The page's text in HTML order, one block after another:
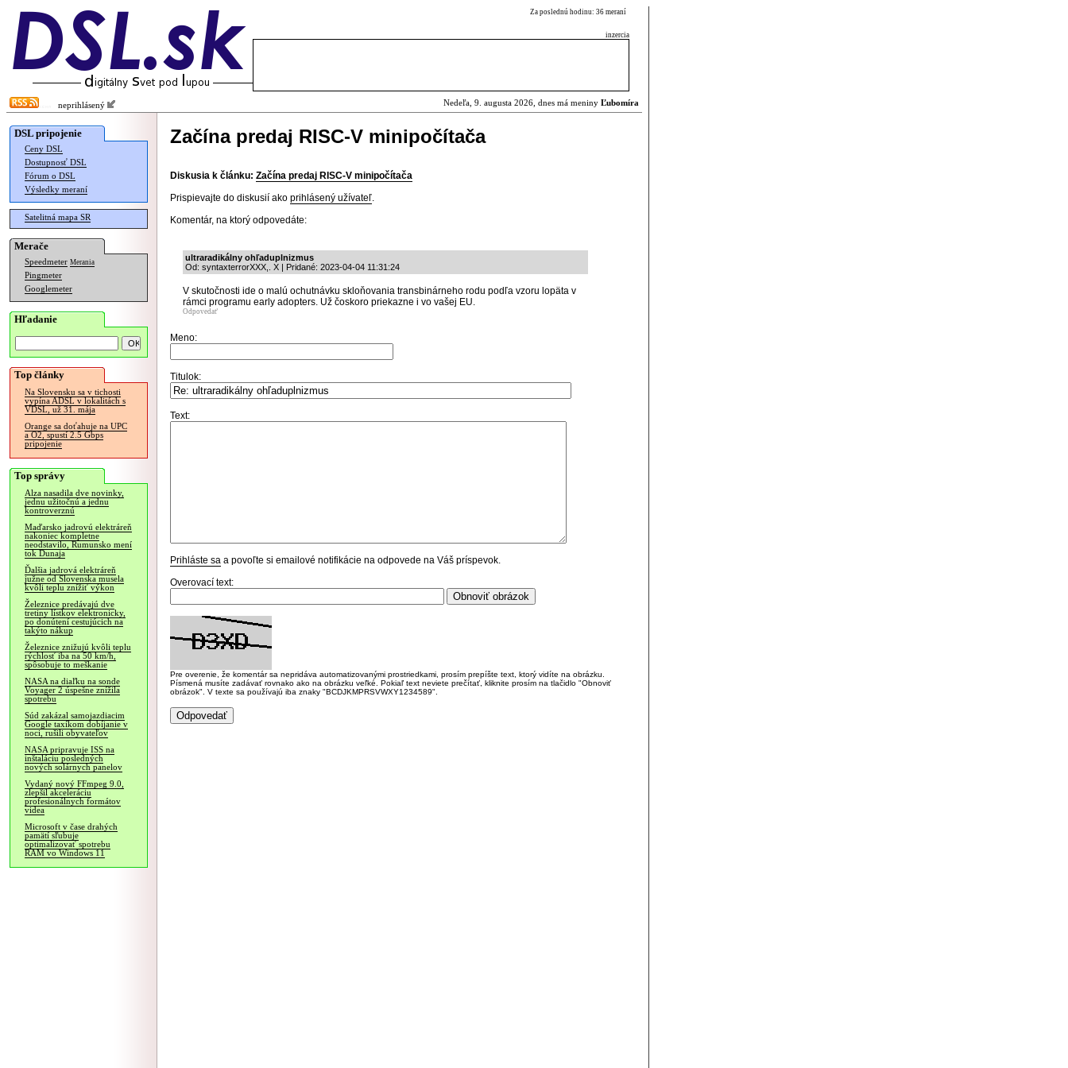
Za poslednú hodinu: 36 meraní
inzercia
neprihlásený Nedeľa, 9. augusta 2026, dnes má meniny Ľubomíra
DSL pripojenie
Ceny DSL
Dostupnosť DSL
Fórum o DSL
Výsledky meraní
Satelitná mapa SR
Merače
Speedmeter Merania
Pingmeter
Googlemeter
Hľadanie
Top články
Na Slovensku sa v tichosti
vypína ADSL v lokalitách s
VDSL, už 31. mája
Orange sa doťahuje na UPC
a O2, spustí 2.5 Gbps
pripojenie
Top správy
Alza nasadila dve novinky,
jednu užitočnú a jednu
kontroverznú
Maďarsko jadrovú elektráreň
nakoniec kompletne
neodstavilo, Rumunsko mení
tok Dunaja
Ďalšia jadrová elektráreň
južne od Slovenska musela
kvôli teplu znížiť výkon
Železnice predávajú dve
tretiny lístkov elektronicky,
po donútení cestujúcich na
takýto nákup
Železnice znižujú kvôli teplu
rýchlosť iba na 50 km/h,
spôsobuje to meškanie
NASA na diaľku na sonde
Voyager 2 úspešne znížila
spotrebu
Súd zakázal samojazdiacim
Google taxíkom dobíjanie v
noci, rušili obyvateľov
NASA pripravuje ISS na
inštaláciu posledných
nových solárnych panelov
Vydaný nový FFmpeg 9.0,
zlepšil akceleráciu
profesionálnych formátov
videa
Microsoft v čase drahých
pamätí sľubuje
optimalizovať spotrebu
RAM vo Windows 11
Začína predaj RISC-V minipočítača
Diskusia k článku: Začína predaj RISC-V minipočítača
Prispievajte do diskusií ako prihlásený užívateľ.
Komentár, na ktorý odpovedáte:
ultraradikálny ohľaduplnizmus
Od: syntaxterrorXXX,. X | Pridané: 2023-04-04 11:31:24
V skutočnosti ide o malú ochutnávku skloňovania transbinárneho rodu podľa vzoru lopäta v
rámci programu early adopters. Už čoskoro priekazne i vo vašej EU.
Odpovedať
Meno:
Titulok:
Text:
Prihláste sa a povoľte si emailové notifikácie na odpovede na Váš príspevok.
Overovací text:
Pre overenie, že komentár sa nepridáva automatizovanými prostriedkami, prosím prepíšte text, ktorý vidíte na obrázku.
Písmená musíte zadávať rovnako ako na obrázku veľké. Pokiaľ text neviete prečítať, kliknite prosím na tlačidlo "Obnoviť
obrázok". V texte sa používajú iba znaky "BCDJKMPRSVWXY1234589".